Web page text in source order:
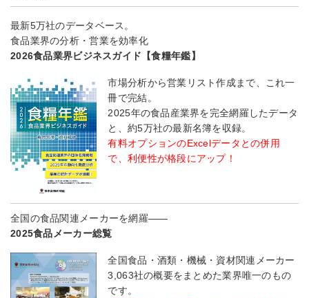
最新5万社のデータベース。
食品業界の分析・営業を効率化
2026食品業界ビジネスガイド【食糧年鑑】
市場分析から営業リスト作成まで、これ一
冊で完結。
2025年の食品産業界を完全網羅したデータ
と、約5万社の最新名簿を収録。
有料オプションのExcelデータとの併用
で、利便性が格段にアップ！
全国の食品関連メーカーを網羅――
2025食品メーカー総覧
全国食品・酒類・機械・資材関連メーカー
3,063社の概要をまとめた業界唯一のもの
です。